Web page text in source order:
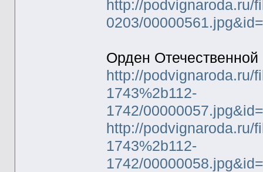
http://podvignaroda.ru/
0203/
Орден
http://podvignaroda.ru/
1743%2b112-
1742/
http://podvignaroda.ru/
1743%2b112-
1742/